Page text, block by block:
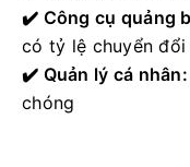
✔️ Công cụ quảng
có tỷ lệ chuyển đổi
✔️ Quản lý cá nhân:
chóng